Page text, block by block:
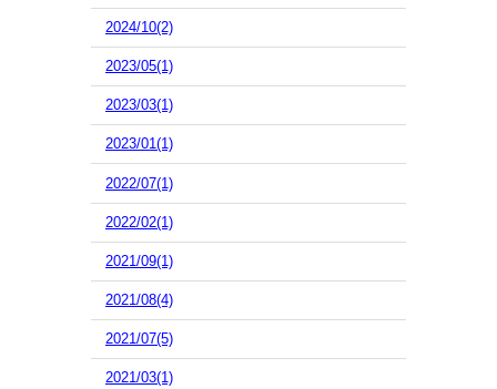
2024/10(2)
2023/05(1)
2023/03(1)
2023/01(1)
2022/07(1)
2022/02(1)
2021/09(1)
2021/08(4)
2021/07(5)
2021/03(1)